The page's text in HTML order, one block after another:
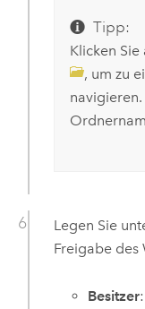
Tipp:
Klicken
, um zu
Legen Sie
Freigabe des
Besitzer